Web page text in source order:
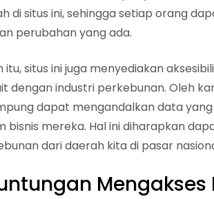
di situs ini, sehingga setiap orang
perubahan yang ada.
itu, situs ini juga menyediakan
dengan industri perkebunan. Oleh
dapat mengandalkan data
bisnis mereka. Hal ini diharapkan
dari daerah kita di pasar